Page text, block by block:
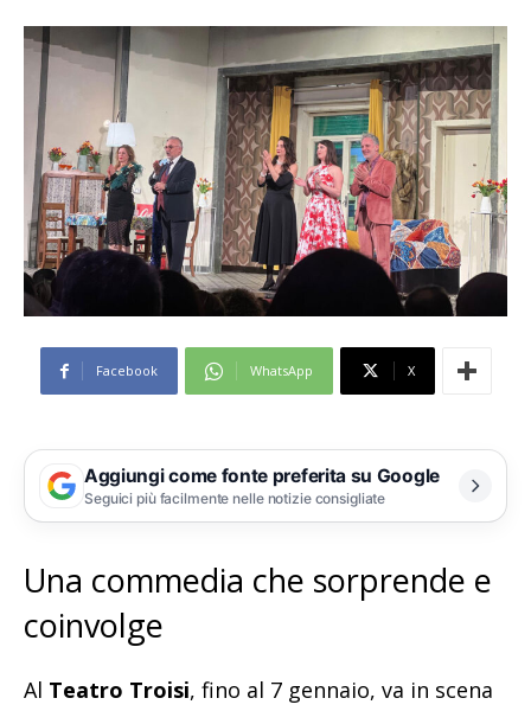
Facebook WhatsApp X
Aggiungi come fonte preferita su Google
Seguici più facilmente nelle notizie consigliate
Una commedia che sorprende e
coinvolge
Al Teatro Troisi, fino al 7 gennaio, va in scena